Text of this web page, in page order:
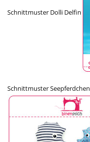
Schnittmuster Dolli Delfin
Schnittmuster Seepferdchen